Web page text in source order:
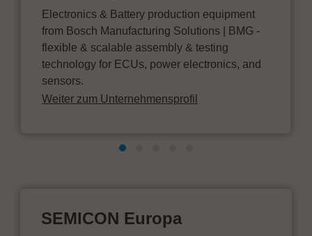
Electronics & Battery production equipment
from Bosch Manufacturing Solutions | BMG -
flexible & scalable assembly & testing
technology for ECUs, power electronics, and
sensors.
Weiter zum Unternehmensprofil
SEMICON Europa